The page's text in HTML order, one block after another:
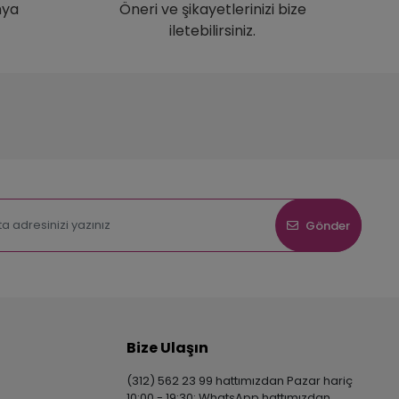
Öneri ve şikayetlerinizi bize
iletebilirsiniz.
Gönder
Bize Ulaşın
(312) 562 23 99 hattımızdan Pazar hariç